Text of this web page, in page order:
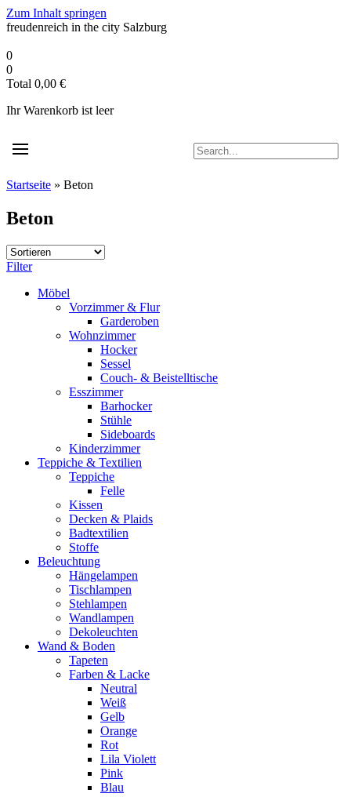
Zum Inhalt springen
freudenreich in the city Salzburg
0
0
Total 0,00 €
Ihr Warenkorb ist leer
Startseite » Beton
Beton
Filter
Möbel
Vorzimmer & Flur
Garderoben
Wohnzimmer
Hocker
Sessel
Couch- & Beistelltische
Esszimmer
Barhocker
Stühle
Sideboards
Kinderzimmer
Teppiche & Textilien
Teppiche
Felle
Kissen
Decken & Plaids
Badtextilien
Stoffe
Beleuchtung
Hängelampen
Tischlampen
Stehlampen
Wandlampen
Dekoleuchten
Wand & Boden
Tapeten
Farben & Lacke
Neutral
Weiß
Gelb
Orange
Rot
Lila Violett
Pink
Blau